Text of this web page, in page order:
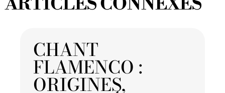
CHANT
FLAMENCO :
ORIGINES,